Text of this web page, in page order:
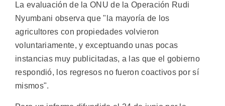
La evaluación de la ONU de la Operación Rudi
Nyumbani observa que "la mayoría de los
agricultores con propiedades volvieron
voluntariamente, y exceptuando unas pocas
instancias muy publicitadas, a las que el gobierno
respondió, los regresos no fueron coactivos por sí
mismos".